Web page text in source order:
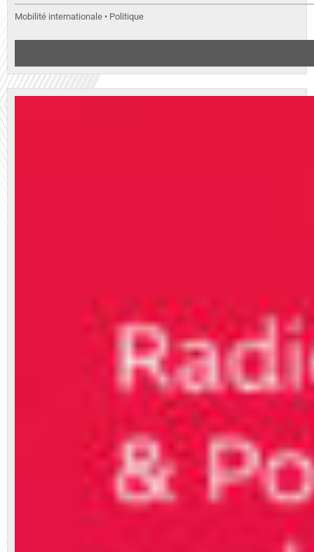
Mobilité internationale • Politique